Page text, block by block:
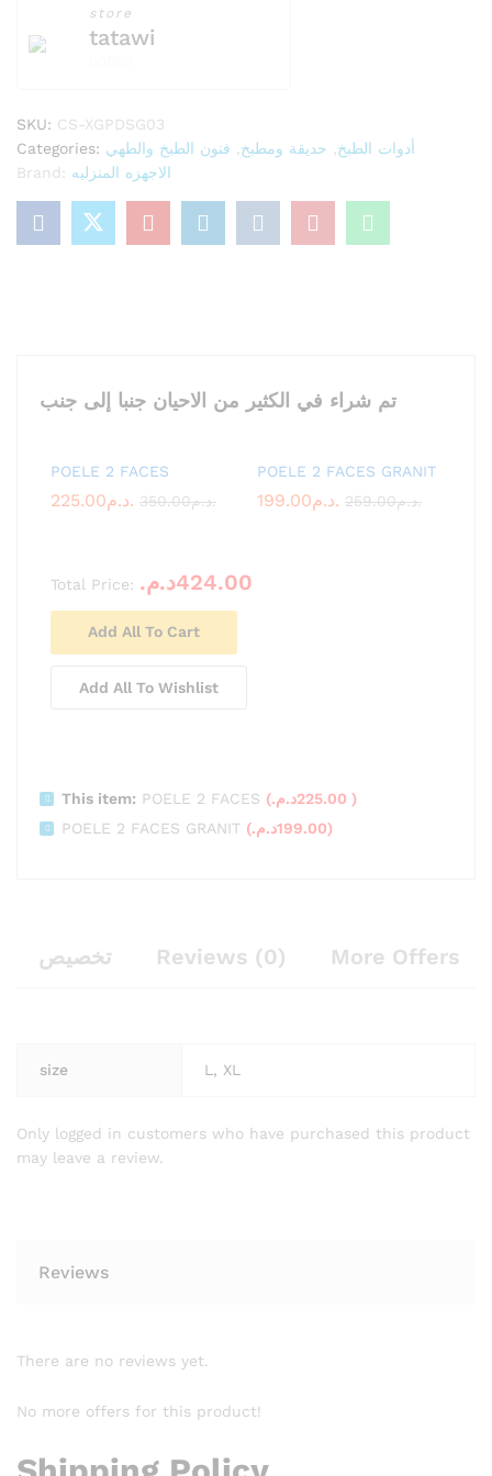
store
tatawi
u
t
o
5
SKU: CS-XGPDSG03
Categories:
أدوات الطبخ حديقة ومطبخ
فنون الطبخ والطهي
Brand: الاجهزه المنزليه
تم شراء في الكثير من الاحيان جنبا إلى جنب
POELE 2 FACES
225.00 د.م. 350.00 د.م.
POELE 2 FACES GRANIT
199.00 د.م. 259.00 د.م.
Total Price: 424.00د.م.
Add All To Cart
Add All To Wishlist
This item: POELE 2 FACES ( 225.00د.م.
)
POELE 2 FACES GRANIT ( 199.00د.م. )
تخصيص Reviews (0) More Offers
size L, XL
Only logged in customers who have purchased this product
may leave a review.
Reviews
There are no reviews yet.
No more offers for this product!